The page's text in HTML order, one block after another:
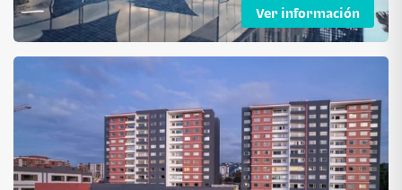
Ver información